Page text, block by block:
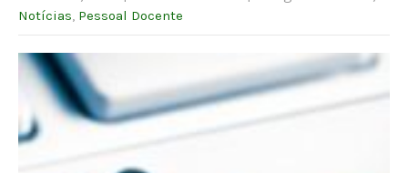
Notícias Pessoal Docente